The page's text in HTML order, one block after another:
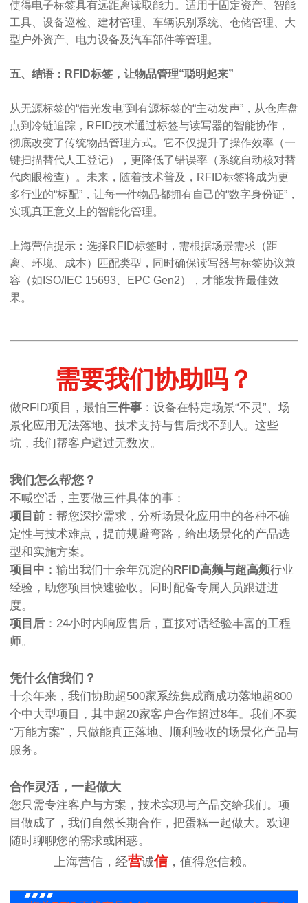
使得电子标签具有远距离读取能力。适用于固定资产、智能
工具、设备巡检、建材管理、车辆识别系统、仓储管理、大
型户外资产、电力设备及汽车部件等管理。
五、结语：RFID标签，让物品管理“聪明起来”
从无源标签的“借光发电”到有源标签的“主动发声”，从仓库盘
点到冷链追踪，RFID技术通过标签与读写器的智能协作，
彻底改变了传统物品管理方式。它不仅提升了操作效率（一
键扫描替代人工登记），更降低了错误率（系统自动核对替
代肉眼检查）。未来，随着技术普及，RFID标签将成为更
多行业的“标配”，让每一件物品都拥有自己的“数字身份证”，
实现真正意义上的智能化管理。
上海营信提示：选择RFID标签时，需根据场景需求（距
离、环境、成本）匹配类型，同时确保读写器与标签协议兼
容（如ISO/IEC 15693、EPC Gen2），才能发挥最佳效
果。
需要我们协助吗？
做RFID项目，最怕三件事 ：设备在特定场景“不灵”、场
景化应用无法落地、技术支持与售后找不到人。这些
坑，我们帮客户避过无数次。
我们怎么帮您？
不喊空话，主要做三件具体的事：
项目前 ：帮您深挖需求，分析场景化应用中的各种不确
定性与技术难点，提前规避弯路，给出场景化的产品选
型和实施方案。
项目中 ：输出我们十余年沉淀的RFID高频与超高频行业
经验，助您项目快速验收。同时配备专属人员跟进进
度。
项目后 ：24小时内响应售后，直接对话经验丰富的工程
师。
凭什么信我们？
十余年来，我们协助超500家系统集成商成功落地超800
个中大型项目，其中超20家客户合作超过8年。我们不卖
“万能方案”，只做能真正落地、顺利验收的场景化产品与
服务。
合作灵活，一起做大
您只需专注客户与方案，技术实现与产品交给我们。项
目做成了，我们自然长期合作，把蛋糕一起做大。欢迎
随时聊聊您的需求或困惑。
上海营信，经营诚信，值得您信赖。